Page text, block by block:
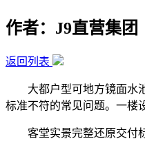
作者：J9直营集团
返回列表
大都户型可地方镜面水池
标准不符的常见问题。一楼
客堂实景完整还原交付标